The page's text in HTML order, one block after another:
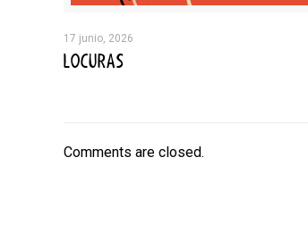
17 junio, 2026
LOCURAS
Comments are closed.